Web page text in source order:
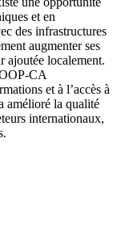
et en
des infrastructures
augmenter ses
ajoutée localement.
CA
et à l’accès à
amélioré la qualité
internationaux,